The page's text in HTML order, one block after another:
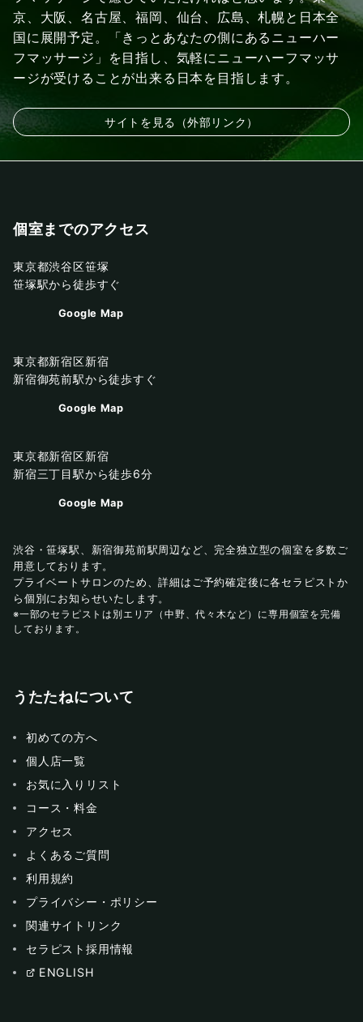
京、大阪、名古屋、福岡、仙台、広島、札幌と日本全
国に展開予定。「きっとあなたの側にあるニューハー
フマッサージ」を目指し、気軽にニューハーフマッサ
ージが受けることが出来る日本を目指します。
サイトを見る（外部リンク）
個室までのアクセス
東京都渋谷区笹塚
笹塚駅から徒歩すぐ
Google Map
東京都新宿区新宿
新宿御苑前駅から徒歩すぐ
Google Map
東京都新宿区新宿
新宿三丁目駅から徒歩6分
Google Map
渋谷・笹塚駅、新宿御苑前駅周辺など、完全独立型の個室を多数ご
用意しております。
プライベートサロンのため、詳細はご予約確定後に各セラピストか
ら個別にお知らせいたします。
※一部のセラピストは別エリア（中野、代々木など）に専用個室を完備
しております。
うたたねについて
初めての方へ
個人店一覧
お気に入りリスト
コース・料金
アクセス
よくあるご質問
利用規約
プライバシー・ポリシー
関連サイトリンク
セラピスト採用情報
ENGLISH